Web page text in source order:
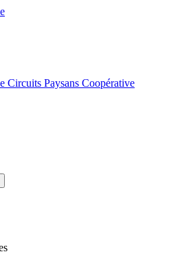
Circuits Paysans Coopérative